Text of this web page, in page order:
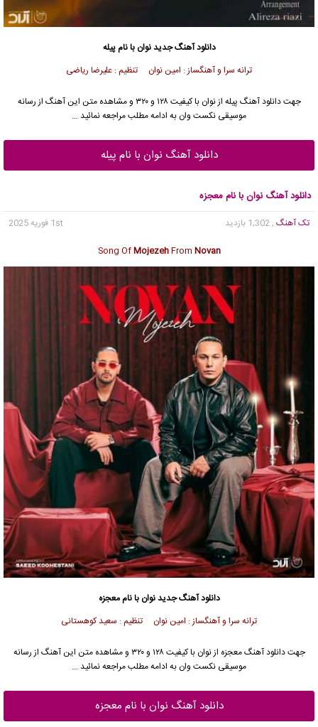
دانلود آهنگ جدیدنوان با نام پیله
ترانه سرا و آهنگساز : امین نوان تنظیم : علیرضا ریاضی
جهت دانلود آهنگ پیله از نوان با کیفیت ۱۲۸ و ۳۲۰ و مشاهده متن این آهنگ از رسانه
موسیقی نکست وان به ادامه مطلب مراجعه نمائید …
دانلود آهنگ نوان با نام پیله
دانلود آهنگ نوان با نام معجزه
تک آهنگ , 1,302 بازدید
1st فوریه 2025
Song OfMojezehFrom Novan
دانلود آهنگ جدیدنوان با نام معجزه
ترانه سرا و آهنگساز : امین نوان تنظیم : سعید کوهستانی
جهت دانلود آهنگ معجزه از نوان با کیفیت ۱۲۸ و ۳۲۰ و مشاهده متن این آهنگ از رسانه
موسیقی نکست وان به ادامه مطلب مراجعه نمائید …
دانلود آهنگ نوان با نام معجزه